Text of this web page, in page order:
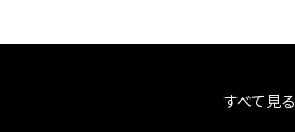
すべて見る